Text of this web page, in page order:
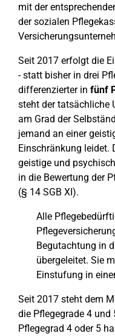
mit der
der sozialen
Seit 2017 erfolgt die
- statt bisher in drei
differenzierter in fünf
steht der tatsächliche
am Grad der
jemand an einer
Einschränkung leidet.
geistige und
in die Bewertung der
(§ 14 SGB XI).
Alle
Begutachtung in
übergeleitet. Sie
Einstufung in
Seit 2017 steht dem
die Pflegegrade 4
Pflegegrad 4 oder 5